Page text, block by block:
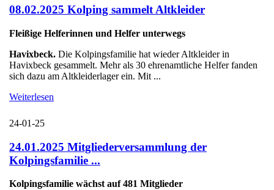
08.02.2025 Kolping sammelt Altkleider
Fleißige Helferinnen und Helfer unterwegs
Havixbeck. Die Kolpingsfamilie hat wieder Altkleider in
Havixbeck gesammelt. Mehr als 30 ehrenamtliche Helfer fanden
sich dazu am Altkleiderlager ein. Mit ...
Weiterlesen
24-01-25
24.01.2025 Mitgliederversammlung der
Kolpingsfamilie ...
Kolpingsfamilie wächst auf 481 Mitglieder